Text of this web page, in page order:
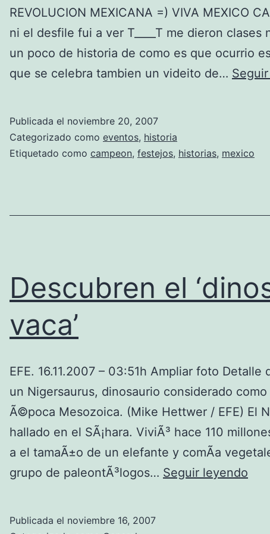
REVOLUCION MEXICANA =) VIVA MEXICO
ni el desfile fui a ver T____T me dieron clases
un poco de historia de como es que ocurrio
que se celebra tambien un videito de…
Publicada el noviembre 20, 2007
Categorizado como eventos, historia
Etiquetado como campeon, festejos, historias, mexico
Descubren el
vaca’
EFE. 16.11.2007 – 03:51h Ampliar foto Detalle
un Nigersaurus, dinosaurio considerado como
Ã©poca Mesozoica. (Mike Hettwer / EFE) El
hallado en el SÃ¡hara. ViviÃ³ hace 110
a el tamaÃ±o de un elefante y comÃ­a
grupo de paleontÃ³logos… Seguir leyendo
Publicada el noviembre 16, 2007